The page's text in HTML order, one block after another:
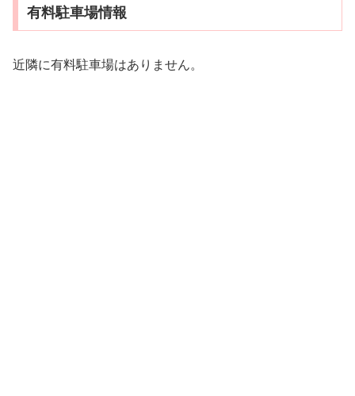
有料駐車場情報
近隣に有料駐車場はありません。